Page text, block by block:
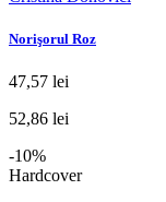
Norişorul Roz
47,57 lei
52,86 lei
-10%
Hardcover